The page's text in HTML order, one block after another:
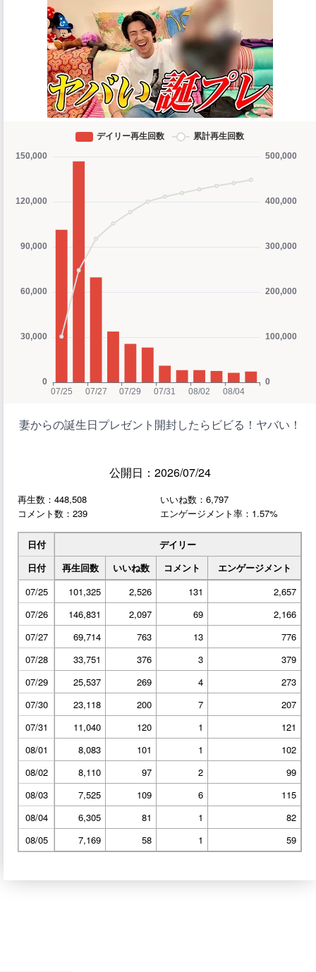
妻からの誕生日プレゼント開封したらビビる！ヤバい！
公開日：2026/07/24
再生数：448,508
いいね数：6,797
コメント数：239
エンゲージメント率：1.57%
日付
デイリー
日付
再生回数 いいね数 コメント
エンゲージメント
07/25
101,325 2,526 131
2,657
07/26
146,831 2,097 69
2,166
07/27
69,714 763 13
776
07/28
33,751 376 3
379
07/29
25,537 269 4
273
07/30
23,118 200 7
207
07/31
11,040 120 1
121
08/01
8,083 101 1
102
08/02
8,110 97 2
99
08/03
7,525 109 6
115
08/04
6,305 81 1
82
08/05
7,169 58 1 59